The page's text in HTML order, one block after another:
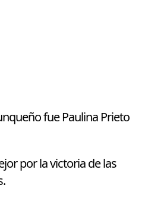
fue Paulina Prieto
por la victoria de las